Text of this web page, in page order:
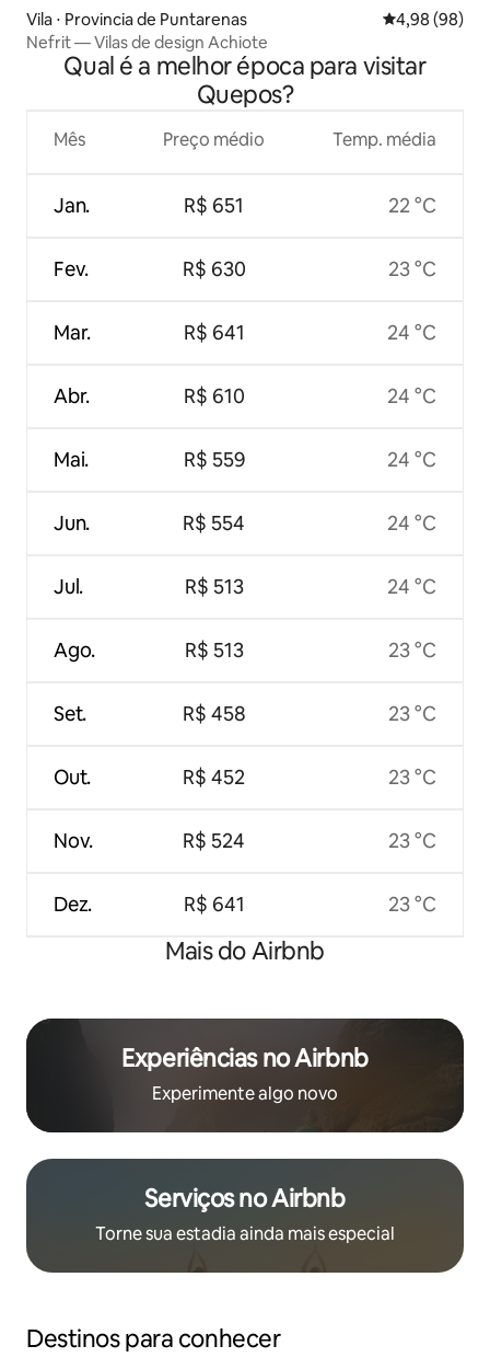
Vila ⋅ Provincia de Puntarenas 4,98 de uma
4,98 (98)
Nefrit — Vilas de design Achiote
Qual é a melhor época para visitar
Quepos?
Mês
Jan.
Fev.
Mar.
Abr.
Mai.
Jun.
Jul.
Ago.
Set.
Out.
Nov.
Dez.
Preço médio
R$ 651
R$ 630
R$ 641
R$ 610
R$ 559
R$ 554
R$ 513
R$ 513
R$ 458
R$ 452
R$ 524
R$ 641
Temp. média
22 °C
23 °C
24 °C
24 °C
24 °C
24 °C
24 °C
23 °C
23 °C
23 °C
23 °C
23 °C
Mais do Airbnb
Experiências no Airbnb
Experimente algo novo
Serviços no Airbnb
Torne sua estadia ainda mais especial
Destinos para conhecer